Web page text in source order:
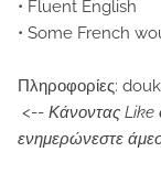
• Fluent English
• Some French
Πληροφορίες:
<-- Κάνοντας Like
ενημερώνεστε